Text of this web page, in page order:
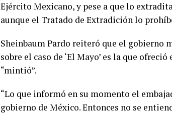
Ejército Mexicano, y pese a que lo
aunque el Tratado de Extradición lo
Sheinbaum Pardo reiteró que el
sobre el caso de ‘El Mayo’ es la que
“mintió”.
“Lo que informó en su momento el
gobierno de México. Entonces no se